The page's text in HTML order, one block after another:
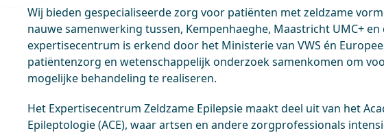
Wij bieden gespecialiseerde zorg voor patiënten met zeldzame
nauwe samenwerking tussen, Kempenhaeghe, Maastricht UMC+
expertisecentrum is erkend door het Ministerie van VWS én
patiëntenzorg en wetenschappelijk onderzoek samenkomen om
mogelijke behandeling te realiseren.
Het Expertisecentrum Zeldzame Epilepsie maakt deel uit van het
Epileptologie (ACE), waar artsen en andere zorgprofessionals